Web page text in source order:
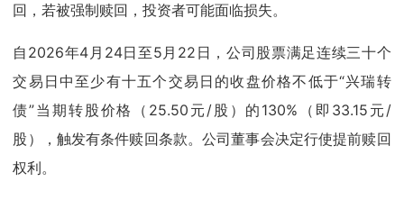
回，若被强制赎回，投资者可能面临损失。
自2026年4月24日至5月22日，公司股票满足连续三十个
交易日中至少有十五个交易日的收盘价格不低于“兴瑞转
债”当期转股价格（25.50元/股）的130%（即33.15元/
股），触发有条件赎回条款。公司董事会决定行使提前赎回
权利。